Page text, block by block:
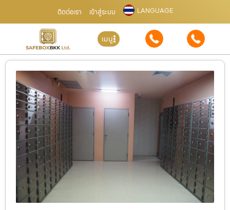
ติดต่อเรา เข้าสู่ระบบ LANGUAGE
เมนู